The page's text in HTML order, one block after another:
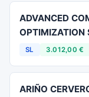
ADVANCED
OPTIMIZATION
SL 3.012,00 €
ARIÑO